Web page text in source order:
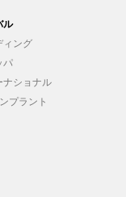
ル
ィング
パ
ナショナル
プラント